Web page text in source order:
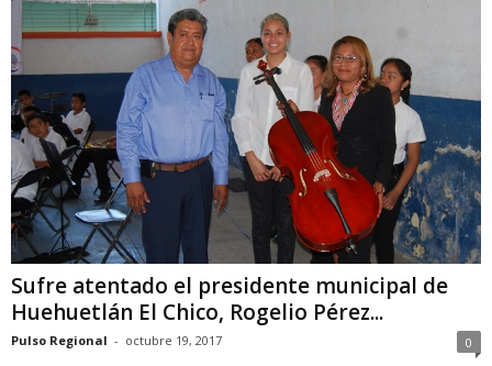
Sufre atentado el presidente municipal de
Huehuetlán El Chico, Rogelio Pérez...
Pulso Regional - octubre 19, 2017 0